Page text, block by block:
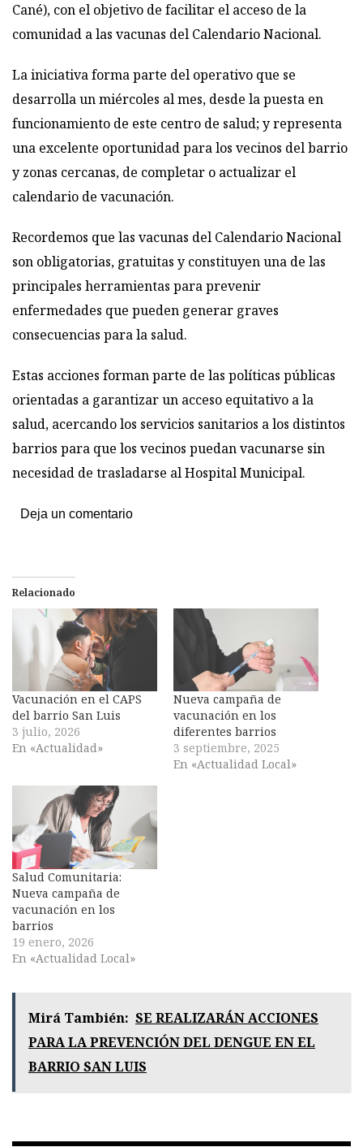
Cané), con el objetivo de facilitar el acceso de la
comunidad a las vacunas del Calendario Nacional.
La iniciativa forma parte del operativo que se
desarrolla un miércoles al mes, desde la puesta en
funcionamiento de este centro de salud; y representa
una excelente oportunidad para los vecinos del barrio
y zonas cercanas, de completar o actualizar el
calendario de vacunación.
Recordemos que las vacunas del Calendario Nacional
son obligatorias, gratuitas y constituyen una de las
principales herramientas para prevenir
enfermedades que pueden generar graves
consecuencias para la salud.
Estas acciones forman parte de las políticas públicas
orientadas a garantizar un acceso equitativo a la
salud, acercando los servicios sanitarios a los distintos
barrios para que los vecinos puedan vacunarse sin
necesidad de trasladarse al Hospital Municipal.
Deja un comentario
Relacionado
Vacunación en el CAPS
del barrio San Luis
3 julio, 2026
En «Actualidad»
Nueva campaña de
vacunación en los
diferentes barrios
3 septiembre, 2025
En «Actualidad Local»
Salud Comunitaria:
Nueva campaña de
vacunación en los
barrios
19 enero, 2026
En «Actualidad Local»
Mirá También: SE REALIZARÁN ACCIONES
PARA LA PREVENCIÓN DEL DENGUE EN EL
BARRIO SAN LUIS